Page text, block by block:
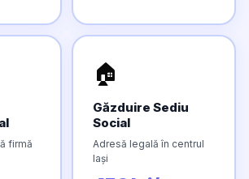
firmă
🏠
Găzduire Sediu
Social
Adresă legală în centrul
Iași